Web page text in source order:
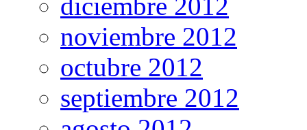
noviembre 2012
octubre 2012
septiembre 2012